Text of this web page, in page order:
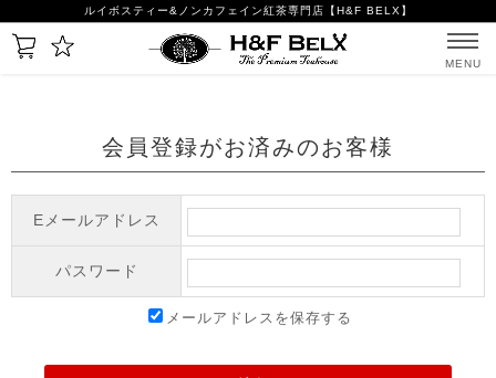
ルイボスティー&ノンカフェイン紅茶専門店【H&F BELX】
MENU
会員登録がお済みのお客様
Eメールアドレス
パスワード
メールアドレスを保存する